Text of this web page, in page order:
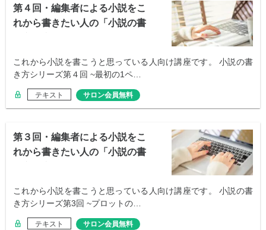
第４回・編集者による小説をこ
れから書きたい人の「小説の書
これから小説を書こうと思っている人向け講座です。 小説の書
き方シリーズ第４回 ~最初の1ペ…
テキスト サロン会員無料
第３回・編集者による小説をこ
れから書きたい人の「小説の書
これから小説を書こうと思っている人向け講座です。 小説の書
き方シリーズ第3回 ~プロットの…
テキスト サロン会員無料